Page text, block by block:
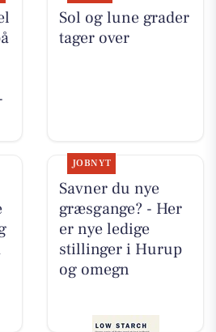
Sol og lune grader
tager over
JOBNYT
Savner du nye
græsgange? - Her
er nye ledige
stillinger i Hurup
og omegn